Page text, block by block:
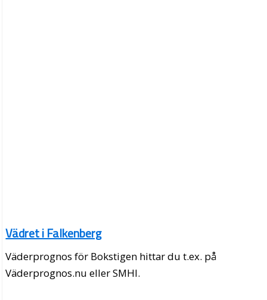
Vädret i Falkenberg
Väderprognos för Bokstigen hittar du t.ex. på
Väderprognos.nu eller SMHI.